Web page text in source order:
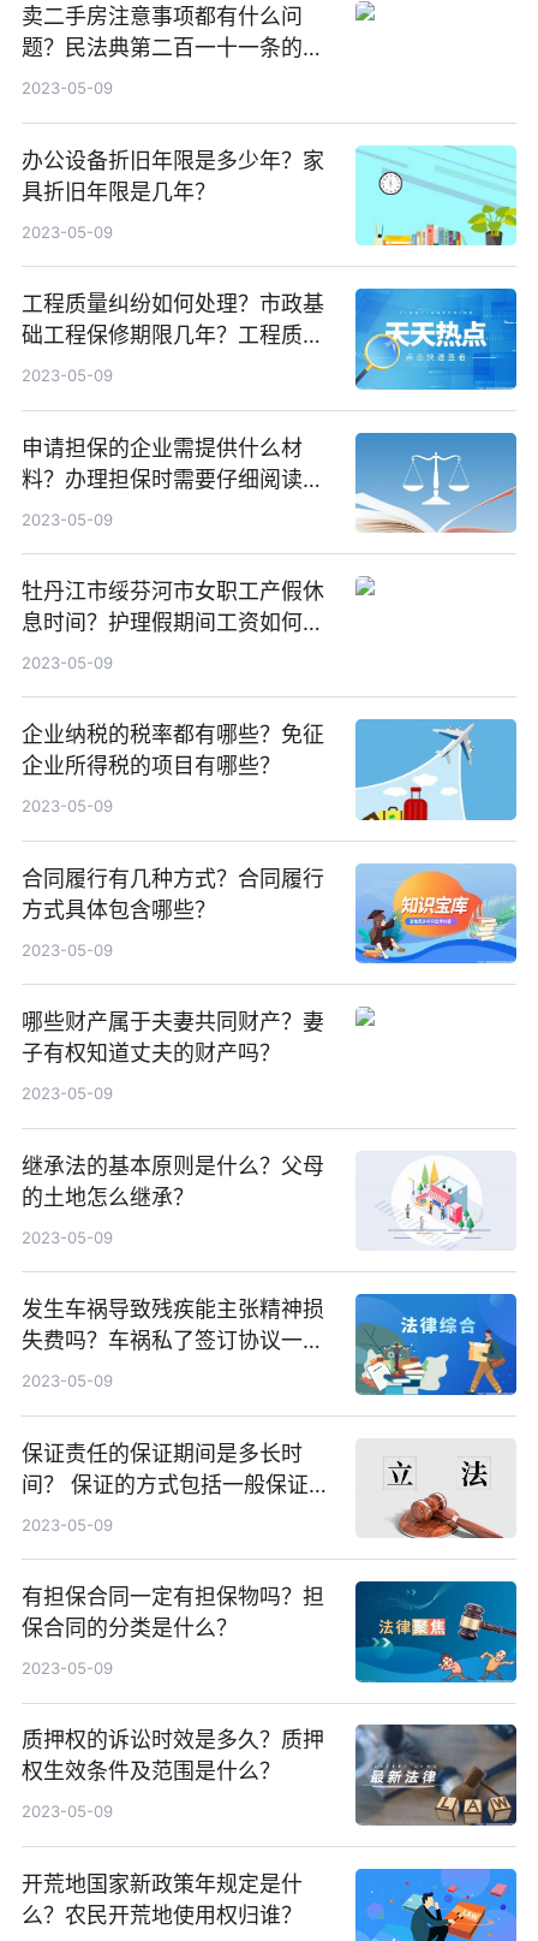
卖二手房注意事项都有什么问
题？民法典第二百一十一条的内
容是什么？
2023-05-09
办公设备折旧年限是多少年？家
具折旧年限是几年？
2023-05-09
工程质量纠纷如何处理？市政基
础工程保修期限几年？工程质量
纠纷处理应当注意什么？
2023-05-09
申请担保的企业需提供什么材
料？办理担保时需要仔细阅读相
关合同条款吗？
2023-05-09
牡丹江市绥芬河市女职工产假休
息时间？护理假期间工资如何发
放？
2023-05-09
企业纳税的税率都有哪些？免征
企业所得税的项目有哪些？
2023-05-09
合同履行有几种方式？合同履行
方式具体包含哪些？
2023-05-09
哪些财产属于夫妻共同财产？妻
子有权知道丈夫的财产吗？
2023-05-09
继承法的基本原则是什么？父母
的土地怎么继承？
2023-05-09
发生车祸导致残疾能主张精神损
失费吗？车祸私了签订协议一般
不需要担保人吗？
2023-05-09
保证责任的保证期间是多长时
间？ 保证的方式包括一般保证和
连带责任保证吗？
2023-05-09
有担保合同一定有担保物吗？担
保合同的分类是什么？
2023-05-09
质押权的诉讼时效是多久？质押
权生效条件及范围是什么？
2023-05-09
开荒地国家新政策年规定是什
么？农民开荒地使用权归谁？